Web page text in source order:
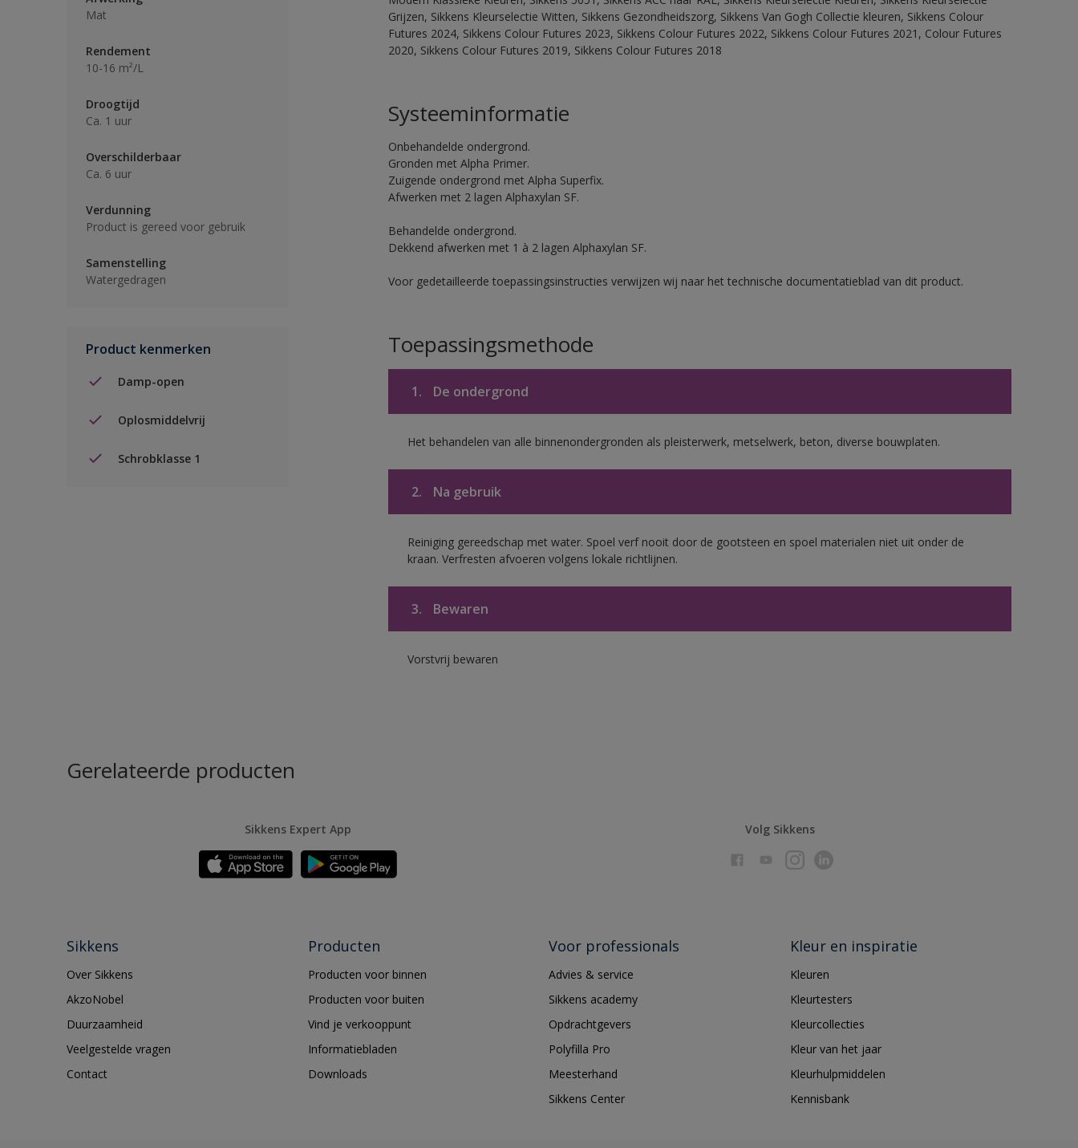
Mat
Rendement
10-16 m²/L
Droogtijd
Ca. 1 uur
Overschilderbaar
Ca. 6 uur
Verdunning
Product is gereed voor gebruik
Samenstelling
Watergedragen
Product kenmerken
Damp-open
Oplosmiddelvrij
Schrobklasse 1
Grijzen, Sikkens Kleurselectie Witten, Sikkens Gezondheidszorg, Sikkens Van Gogh Collectie kleuren, Sikkens Colour
Futures 2024, Sikkens Colour Futures 2023, Sikkens Colour Futures 2022, Sikkens Colour Futures 2021, Colour Futures
2020, Sikkens Colour Futures 2019, Sikkens Colour Futures 2018
Systeeminformatie
Onbehandelde ondergrond.
Gronden met Alpha Primer.
Zuigende ondergrond met Alpha Superfix.
Afwerken met 2 lagen Alphaxylan SF.
Behandelde ondergrond.
Dekkend afwerken met 1 à 2 lagen Alphaxylan SF.
Voor gedetailleerde toepassingsinstructies verwijzen wij naar het technische documentatieblad van dit product.
Toepassingsmethode
1. De ondergrond
Het behandelen van alle binnenondergronden als pleisterwerk, metselwerk, beton, diverse bouwplaten.
2. Na gebruik
Reiniging gereedschap met water. Spoel verf nooit door de gootsteen en spoel materialen niet uit onder de
kraan. Verfresten afvoeren volgens lokale richtlijnen.
3. Bewaren
Vorstvrij bewaren
Gerelateerde producten
Sikkens Expert App Volg Sikkens
Sikkens
Over Sikkens
AkzoNobel
Duurzaamheid
Veelgestelde vragen
Contact
Producten
Producten voor binnen
Producten voor buiten
Vind je verkooppunt
Informatiebladen
Downloads
Voor professionals
Advies & service
Sikkens academy
Opdrachtgevers
Polyfilla Pro
Meesterhand
Sikkens Center
Kleur en inspiratie
Kleuren
Kleurtesters
Kleurcollecties
Kleur van het jaar
Kleurhulpmiddelen
Kennisbank